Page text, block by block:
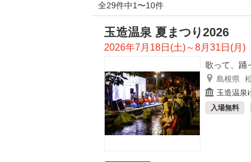
全29件中1〜10件
玉造温泉 夏まつり2026
2026年7月18日(土)～8月31日(月)
歌って、踊
島根県
玉造温泉
入場無料